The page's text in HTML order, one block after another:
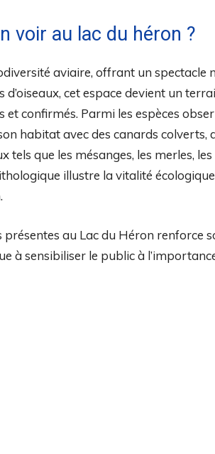
voir au lac du héron ?
aviaire, offrant un spectacle
cet espace devient un
confirmés. Parmi les espèces
habitat avec des canards colverts,
tels que les mésanges, les merles,
illustre la vitalité
présentes au Lac du Héron renforce
à sensibiliser le public à